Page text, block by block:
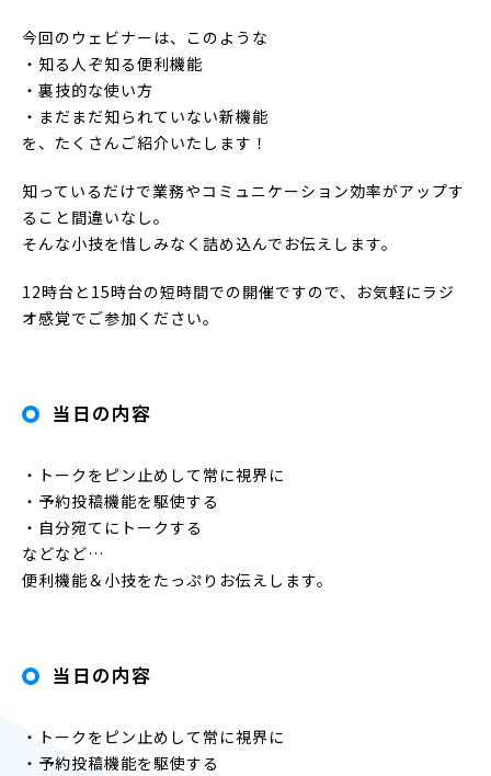
今回のウェビナーは、このような
・知る人ぞ知る便利機能
・裏技的な使い方
・まだまだ知られていない新機能
を、たくさんご紹介いたします！
知っているだけで業務やコミュニケーション効率がアップす
ること間違いなし。
そんな小技を惜しみなく詰め込んでお伝えします。
12時台と15時台の短時間での開催ですので、お気軽にラジ
オ感覚でご参加ください。
当日の内容
・トークをピン止めして常に視界に
・予約投稿機能を駆使する
・自分宛てにトークする
などなど…
便利機能＆小技をたっぷりお伝えします。
当日の内容
・トークをピン止めして常に視界に
・予約投稿機能を駆使する